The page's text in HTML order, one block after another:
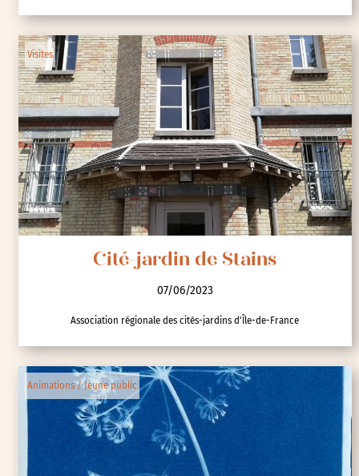
Visites
Cité-jardin de Stains
07/06/2023
Association régionale des cités-jardins d'Île-de-France
Animations / Jeune public